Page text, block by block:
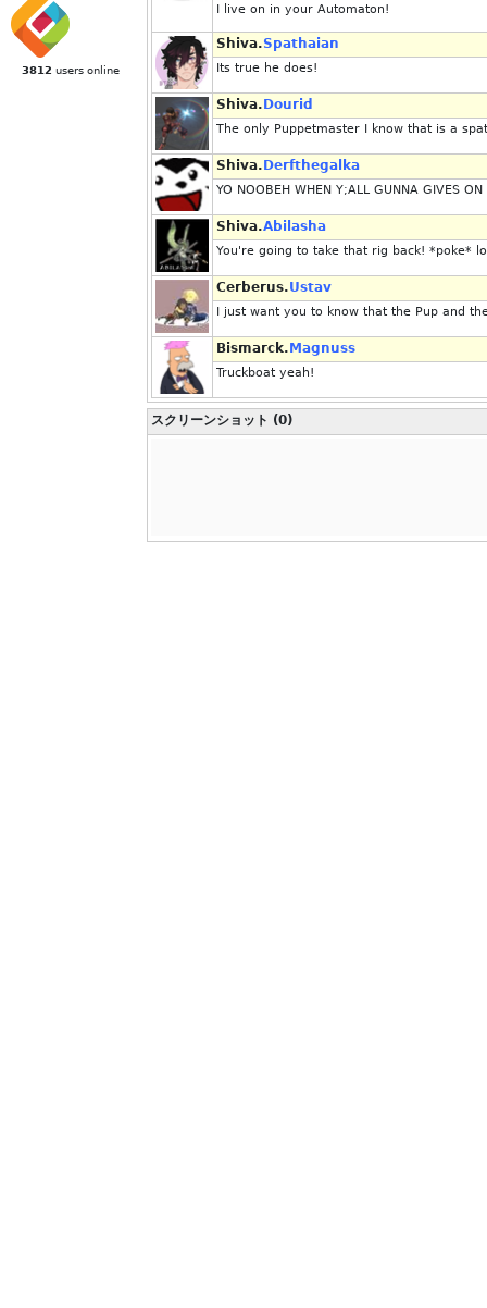
3812 users online
I live on in your Automaton!
Shiva.Spathaian
Its true he does!
Shiva. Dourid
The only Puppetmaster I know that is a
Shiva. Derfthegalka
YO NOOBEH WHEN Y;ALL GUNNA GIVES
Shiva.Abilasha
You're going to take that rig back! *poke*
Cerberus.Ustav
I just want you to know that the Pup and
Bismarck. Magnuss
Truckboat yeah!
スクリーンショット (0)